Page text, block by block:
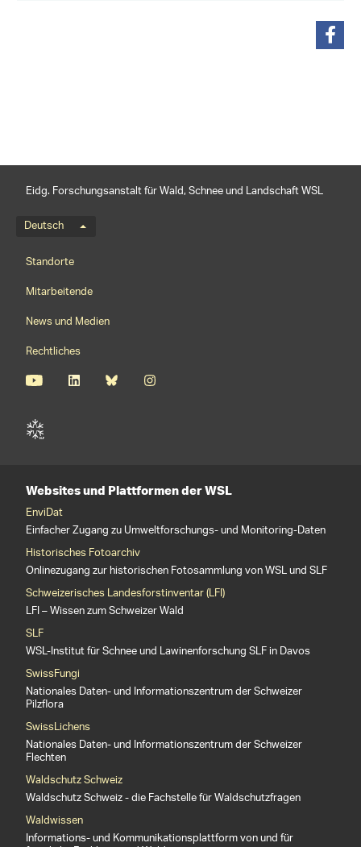
Eidg. Forschungsanstalt für Wald, Schnee und Landschaft WSL
Sprachmenü
Deutsch
Footernavigation
Standorte
Mitarbeitende
News und Medien
Rechtliches
Websites und Plattformen der WSL
EnviDat
Einfacher Zugang zu Umweltforschungs- und Monitoring-Daten
Historisches Fotoarchiv
Onlinezugang zur historischen Fotosammlung von WSL und SLF
Schweizerisches Landesforstinventar (LFI)
LFI – Wissen zum Schweizer Wald
SLF
WSL-Institut für Schnee und Lawinenforschung SLF in Davos
SwissFungi
Nationales Daten- und Informationszentrum der Schweizer
Pilzflora
SwissLichens
Nationales Daten- und Informationszentrum der Schweizer
Flechten
Waldschutz Schweiz
Waldschutz Schweiz - die Fachstelle für Waldschutzfragen
Waldwissen
Informations- und Kommunikationsplattform von und für